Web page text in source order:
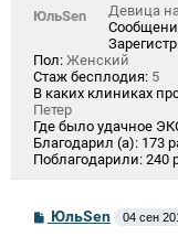
ЮльSen
Девица
Пол: Женский
Стаж бесплодия: 5
В каких клиниках
Петер
Где было удачное
Благодарил (а): 173
Поблагодарили: 240
СЮльSen 04 сен